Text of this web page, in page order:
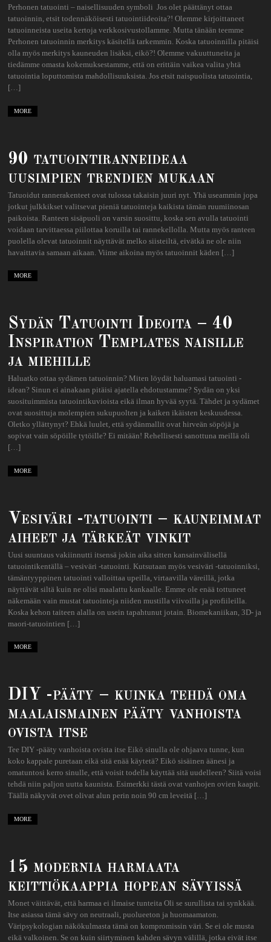
Perhonen tatuointi – naisellisuuden symboli Jos olet päättänyt ottaa
tatuoinnin, etsit todennäköisesti tatuointiideoita?! Olemme kirjoittaneet
tatuoinneista useita kertoja verkkosivustollamme. Mutta tänään teemme
Perhonen tatuoinnin merkitys käsitellä tarkemmin. Koska tatuoinnilla pitäisi
olla myös merkitys kauneuden lisäksi, eikö?! Olemme vakuuttuneita ja
tiedämme omasta kokemuksestamme, että on erittäin vaikea valita yhtä
tatuointia loputtomista mahdollisuuksista. Jos etsit naispuolista tatuointia,
[…]
MORE
90 tatuointiranneideaa
uusimpien trendien mukaan
Tatuoidut rannerakenteet ovat tulossa takaisin juuri nyt. Yhä useammin jopa
jotkut julkkikset valitsevat pieniä tatuointeja kaikista tämän ruumiinosan
paikoista. Ranteen sisäpuoli on varsin suosittu, koska sen avulla tatuointi
voidaan tarvittaessa piilottaa koruilla tai rannekellolla. Mutta myös ranteen
puolella olevat tatuoinnit näyttävät melko siisteiltä, ​​eivätkä ne ole niin
havaittavia samaan aikaan. Viime aikoina myös tatuoinnit käden […]
MORE
Sydän Tatuointi Ideoita – 40
Inspiration Templates naisille
ja miehille
Haluatko ottaa sydämen tatuoinnin? Miten löydät haluamasi tatuointi -
idean? Sinun ei ainakaan pitäisi ajatella ehdotustamme? Sydän on yksi
suosituimmista tatuointikuvioista eikä ilman hyvää syytä. Tähdet ja sydämet
ovat suosittuja molempien sukupuolten ja kaiken ikäisten keskuudessa.
Oletko yllättynyt? Ehkä luulet, että sydänmallit ovat hirveän söpöjä ja
sopivat vain söpöille tytöille? Ei mitään! Rehellisesti sanottuna meillä oli
[…]
MORE
Vesiväri -tatuointi – kauneimmat
aiheet ja tärkeät vinkit
Uusi suuntaus vakiinnutti itsensä jokin aika sitten kansainvälisellä
tatuointikentällä – vesiväri -tatuointi. Kutsutaan myös vesiväri -tatuoinniksi,
tämäntyyppinen tatuointi valloittaa upeilla, virtaavilla väreillä, jotka
näyttävät siltä kuin ne olisi maalattu kankaalle. Emme ole enää tottuneet
näkemään vain mustat tatuointeja niiden mustilla viivoilla ja profiileilla.
Koska kehon taiteen alalla on usein tapahtunut jotain. Biomekaniikan, 3D- ja
maori-tatuointien […]
MORE
DIY -pääty – kuinka tehdä oma
maalaismainen pääty vanhoista
ovista itse
Tee DIY -pääty vanhoista ovista itse Eikö sinulla ole ohjaava tunne, kun
koko kappale puretaan eikä sitä enää käytetä? Eikö sisäinen äänesi ja
omatuntosi kerro sinulle, että voisit todella käyttää sitä uudelleen? Siitä voisi
tehdä niin paljon uutta kaunista. Esimerkki tästä ovat vanhojen ovien kaapit.
Täällä näkyvät ovet olivat alun perin noin 90 cm leveitä […]
MORE
15 modernia harmaata
keittiökaappia hopean sävyissä
Monet väittävät, että harmaa ei ilmaise tunteita Oli se surullista tai synkkää.
Itse asiassa tämä sävy on neutraali, puolueeton ja huomaamaton.
Väripsykologian näkökulmasta tämä on kompromissin väri. Se ei ole musta
eikä valkoinen. Se on kuin siirtyminen kahden sävyn välillä, jotka eivät itse